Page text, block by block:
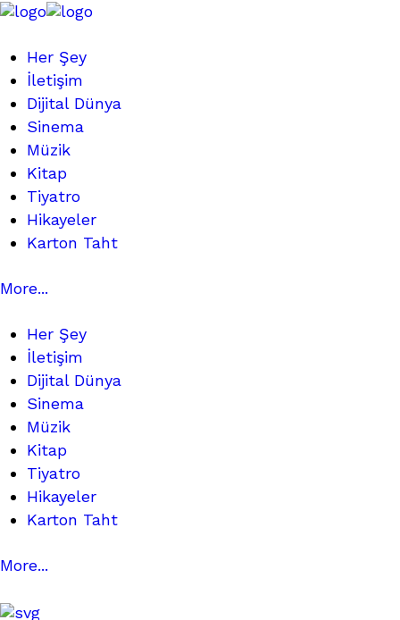
Her Şey
İletişim
Dijital Dünya
Sinema
Müzik
Kitap
Tiyatro
Hikayeler
Karton Taht
More...
Her Şey
İletişim
Dijital Dünya
Sinema
Müzik
Kitap
Tiyatro
Hikayeler
Karton Taht
More...